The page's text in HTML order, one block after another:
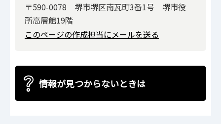
〒590-0078 堺市堺区南瓦町3番1号 堺市役
所高層館19階
このページの作成担当にメールを送る
情報が見つからないときは